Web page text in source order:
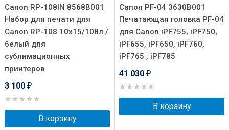
Canon RP-108IN 8568B001
Набор для печати для
Canon RP-108 10x15/108л./
белый для
сублимационных
принтеров
3 100 ₽
В корзину
Canon PF-04 3630B001
Печатающая головка PF-04
для Canon iPF755, iPF750,
iPF655, iPF650, iPF760,
iPF765 , iPF785
41 030 ₽
В корзину